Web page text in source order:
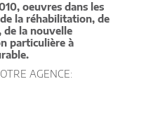
oeuvres dans les
la réhabilitation, de
de la nouvelle
particulière à
AGENCE: